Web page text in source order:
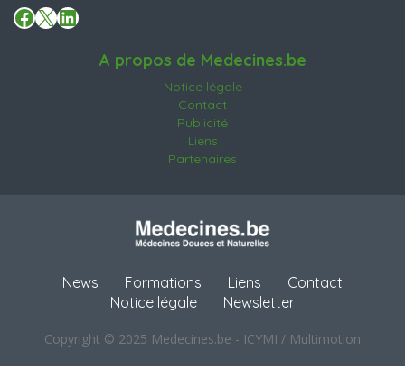
Facebook
X LinkedIn
A propos de Medecines.be
Notice légale
Contact
Publicité
Liens
Partenaires
News Formations Liens
Contact
Notice légale
Newsletter
Copyright © 2025 Medecines.be - ICYMI / Multimotion